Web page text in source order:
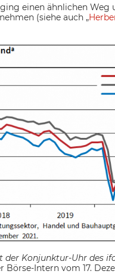
einen ähnlichen
(siehe auch „
Konjunktur-Uhr des
Börse-Intern vom 17.